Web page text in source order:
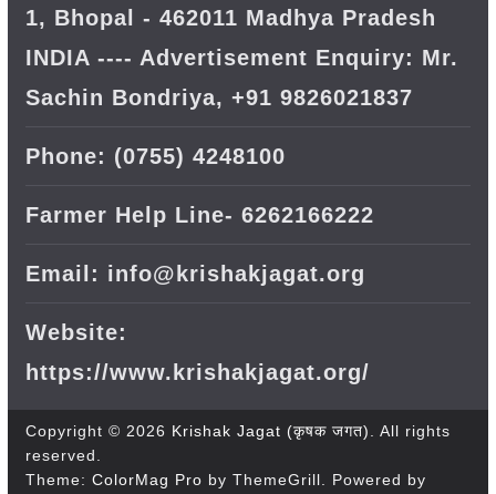
1, Bhopal - 462011 Madhya Pradesh
INDIA ---- Advertisement Enquiry: Mr.
Sachin Bondriya, +91 9826021837
Phone: (0755) 4248100
Farmer Help Line- 6262166222
Email: info@krishakjagat.org
Website:
https://www.krishakjagat.org/
Copyright © 2026 Krishak Jagat (कृषक जगत)
. All rights
reserved.
Theme: ColorMag Pro by ThemeGrill. Powered by